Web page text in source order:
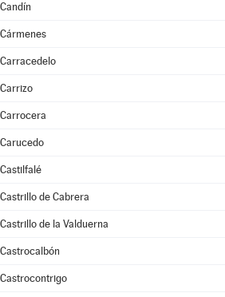
Candín
Cármenes
Carracedelo
Carrizo
Carrocera
Carucedo
Castilfalé
Castrillo de Cabrera
Castrillo de la Valduerna
Castrocalbón
Castrocontrigo